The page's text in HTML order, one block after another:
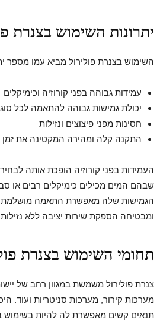
יתרונות השימוש בצנרת
השימוש בצנרת פולירול מביא עמו מספר
עמידות גבוהה בפני קורוזיה וכימיקלים
יכולת גמישות גבוהה להתאמה לכל
חסינות מפני פיצוצים ונזילות
התקנה קלה ומהירה המקטינה את זמן
העמידות בפני קורוזיה הופכת אותה
שבהם המים מכילים כימיקלים רבים או
הגמישות שלה מאפשרת התאמה מושלמת
ומבטיחה הספקת שירות יציבה ללא נזילות
תחומי השימוש בצנרת
צנרת פולירול משמשת במגוון רחב של
מערכות קירור, מערכות סניטריות ועוד.
תנאים קשים מאפשרת לה להיות בשימוש